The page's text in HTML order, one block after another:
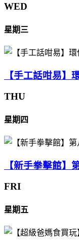
WED
星期三
【手工話咁易】
THU
星期四
【新手拳擊館】
FRI
星期五